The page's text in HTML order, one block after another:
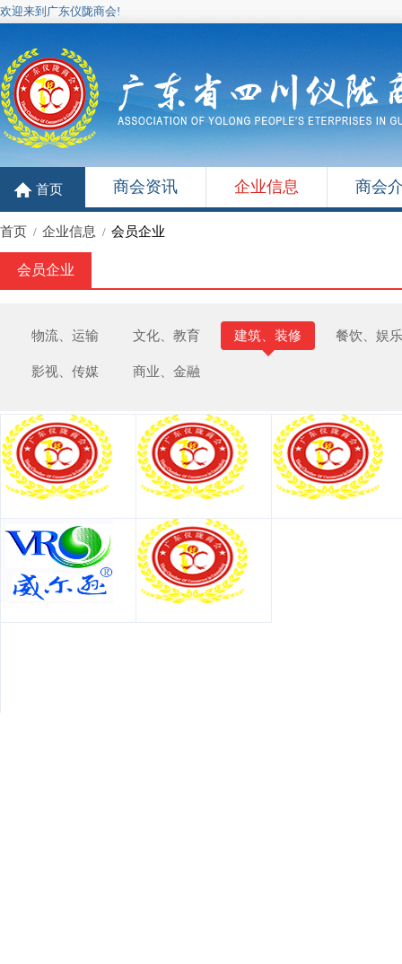
欢迎来到广东仪陇商会!
首页 商会资讯 企业信息 商会
首页 / 企业信息 / 会员企业
会员企业
物流、运输 文化、教育 建筑、装修 餐饮、娱乐
影视、传媒 商业、金融